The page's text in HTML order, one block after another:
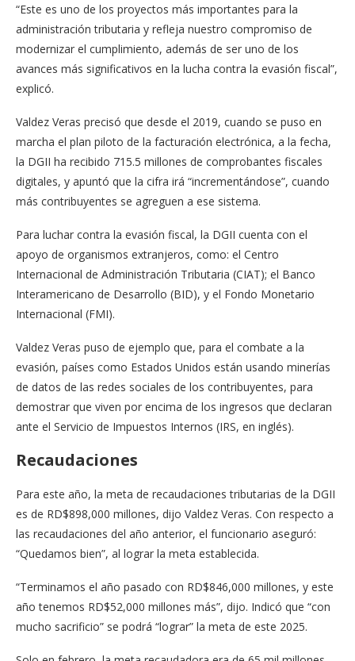
“Este es uno de los proyectos más importantes para la
administración tributaria y refleja nuestro compromiso de
modernizar el cumplimiento, además de ser uno de los
avances más significativos en la lucha contra la evasión fiscal”,
explicó.
Valdez Veras precisó que desde el 2019, cuando se puso en
marcha el plan piloto de la facturación electrónica, a la fecha,
la DGII ha recibido 715.5 millones de comprobantes fiscales
digitales, y apuntó que la cifra irá “incrementándose”, cuando
más contribuyentes se agreguen a ese sistema.
Para luchar contra la evasión fiscal, la DGII cuenta con el
apoyo de organismos extranjeros, como: el Centro
Internacional de Administración Tributaria (CIAT); el Banco
Interamericano de Desarrollo (BID), y el Fondo Monetario
Internacional (FMI).
Valdez Veras puso de ejemplo que, para el combate a la
evasión, países como Estados Unidos están usando minerías
de datos de las redes sociales de los contribuyentes, para
demostrar que viven por encima de los ingresos que declaran
ante el Servicio de Impuestos Internos (IRS, en inglés).
Recaudaciones
Para este año, la meta de recaudaciones tributarias de la DGII
es de RD$898,000 millones, dijo Valdez Veras. Con respecto a
las recaudaciones del año anterior, el funcionario aseguró:
“Quedamos bien”, al lograr la meta establecida.
“Terminamos el año pasado con RD$846,000 millones, y este
año tenemos RD$52,000 millones más”, dijo. Indicó que “con
mucho sacrificio” se podrá “lograr” la meta de este 2025.